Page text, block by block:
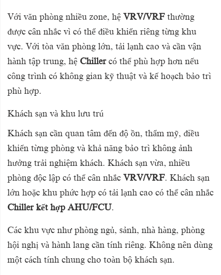
Với văn phòng nhiều zone, hệ VRV/VRFthường
được cân nhắc vì có thể điều khiển riêng từng khu
vực. Với tòa văn phòng lớn, tải lạnh cao và cần vận
hành tập trung, hệ Chillercó thể phù hợp hơn nếu
công trình có không gian kỹ thuật và kế hoạch bảo trì
phù hợp.
Khách sạn và khu lưu trú
Khách sạn cần quan tâm đến độ ồn, thẩm mỹ, điều
khiển từng phòng và khả năng bảo trì không ảnh
hưởng trải nghiệm khách. Khách sạn vừa, nhiều
phòng độc lập có thể cân nhắc VRV/VRF. Khách sạn
lớn hoặc khu phức hợp có tải lạnh cao có thể cân nhắc
Chiller kết hợp AHU/FCU.
Các khu vực như phòng ngủ, sảnh, nhà hàng, phòng
hội nghị và hành lang cần tính riêng. Không nên dùng
một cách tính chung cho toàn bộ khách sạn.